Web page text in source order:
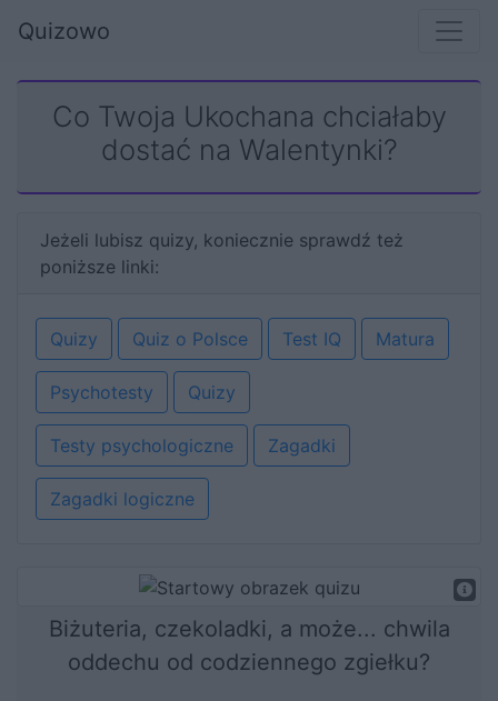
Quizowo
Co Twoja Ukochana chciałaby
dostać na Walentynki?
Jeżeli lubisz quizy, koniecznie sprawdź też
poniższe linki:
Quizy Quiz o Polsce Test IQ Matura
Psychotesty Quizy
Testy psychologiczne Zagadki
Zagadki logiczne
Biżuteria, czekoladki, a może... chwila
oddechu od codziennego zgiełku?